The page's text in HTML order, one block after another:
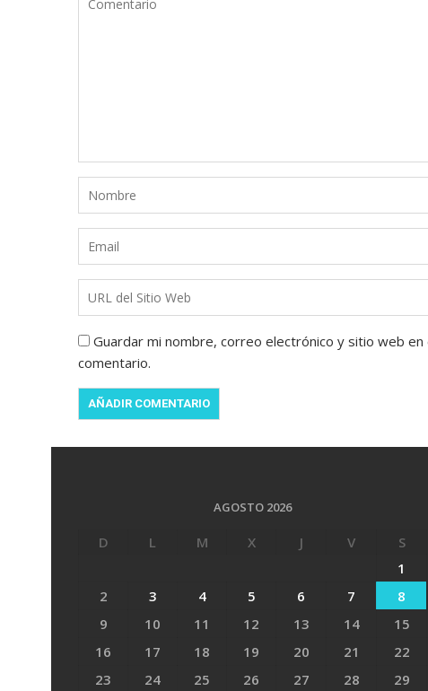
Guardar mi nombre, correo electrónico y sitio web
comentario.
AGOSTO 2026
D L M X J V
S
1
2
3 4 5 6 7
8
9
10 11 12 13 14
15
16
17 18 19 20 21
22
23
24 25 26 27 28 29